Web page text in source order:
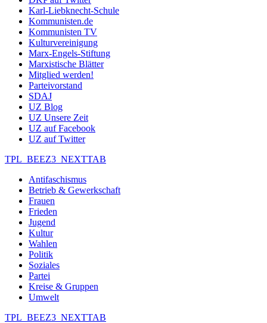
Karl-Liebknecht-Schule
Kommunisten.de
Kommunisten TV
Kulturvereinigung
Marx-Engels-Stiftung
Marxistische Blätter
Mitglied werden!
Parteivorstand
SDAJ
UZ Blog
UZ Unsere Zeit
UZ auf Facebook
UZ auf Twitter
TPL_BEEZ3_NEXTTAB
Antifaschismus
Betrieb & Gewerkschaft
Frauen
Frieden
Jugend
Kultur
Wahlen
Politik
Soziales
Partei
Kreise & Gruppen
Umwelt
TPL_BEEZ3_NEXTTAB